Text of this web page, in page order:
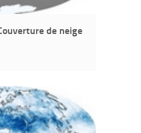
de neige